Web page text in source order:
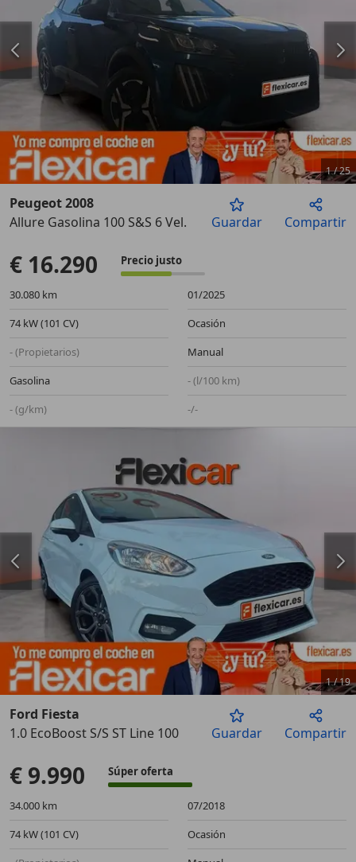
Anterior
1/25
Peugeot 2008
Allure Gasolina 100 S&S 6 Vel. MANGuardar Compartir
€ 16.290 Precio justo
30.080 km
01/2025
74 kW (101 CV)
Ocasión
- (Propietarios)
Manual
Gasolina
- (l/100 km)
- (g/km)
-/-
Anterior
1/19
Ford Fiesta
1.0 EcoBoost S/S ST Line 100
Guardar Compartir
€ 9.990 Súper oferta
34.000 km
07/2018
74 kW (101 CV)
Ocasión